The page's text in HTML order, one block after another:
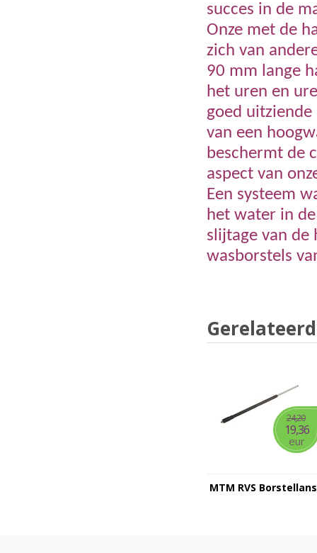
succes in de
Onze met de
zich van
90 mm lange
het uren en
goed
van een
beschermt de
aspect van
Een systeem
het water in
slijtage van de
wasborstels
24,20
19,36
eur
MTM RVS Borstellans